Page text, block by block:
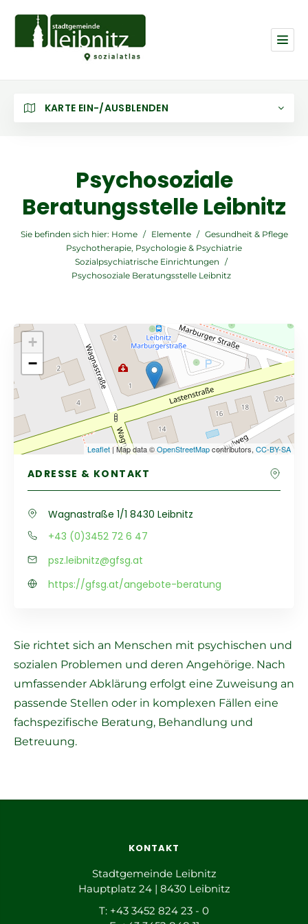
KARTE EIN-/AUSBLENDEN
Psychosoziale
Beratungsstelle Leibnitz
Sie befinden sich hier: Home / Elemente / Gesundheit & Pflege
Psychotherapie, Psychologie & Psychiatrie
Sozialpsychiatrische Einrichtungen /
Psychosoziale Beratungsstelle Leibnitz
+
−
Leaflet| Map data ©OpenStreetMapcontributors, CC-BY-SA
ADRESSE & KONTAKT
Wagnastraße 1/1 8430 Leibnitz
+43 (0)3452 72 6 47
psz.leibnitz@gfsg.at
https://gfsg.at/angebote-beratung
Sie richtet sich an Menschen mit psychischen und
sozialen Problemen und deren Angehörige. Nach
umfassender Abklärung erfolgt eine Zuweisung an
passende Stellen oder in komplexen Fällen eine
fachspezifische Beratung, Behandlung und
Betreuung.
KONTAKT
Stadtgemeinde Leibnitz
Hauptplatz 24 | 8430 Leibnitz
T: +43 3452 824 23 - 0